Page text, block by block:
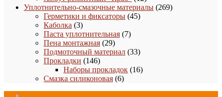
товаров
Уплотнительно-смазочные материалы 269269
Герметики и фиксаторы 4545
Каболка 33
товара
Паста уплотнительная 77
Пена монтажная 2929
товаров
Подмоточный материал 3333
Прокладки 146146
товаров
Наборы прокладок 1616
Смазка силиконовая 66